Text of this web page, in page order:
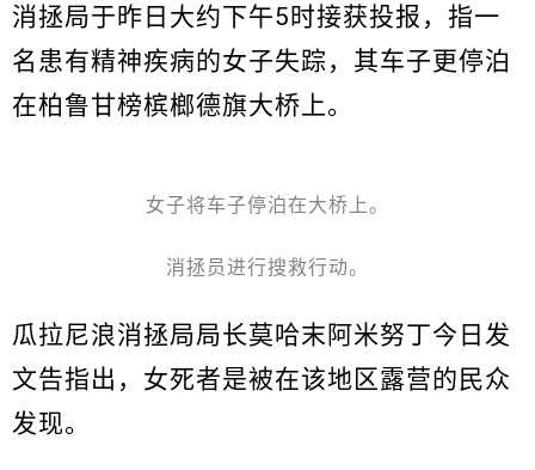
消拯局于昨日大约下午5时接获投报，指一
名患有精神疾病的女子失踪，其车子更停泊
在柏鲁甘榜槟榔德旗大桥上。
女子将车子停泊在大桥上。
消拯员进行搜救行动。
瓜拉尼浪消拯局局长莫哈末阿米努丁今日发
文告指出，女死者是被在该地区露营的民众
发现。